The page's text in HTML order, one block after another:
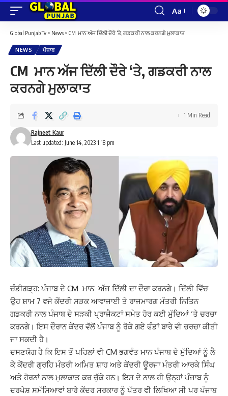
Font
Aa
Global Punjab Tv > News > CM ਮਾਨ ਅੱਜ ਦਿੱਲੀ ਦੌਰੇ ‘ਤੇ, ਗਡਕਰੀ ਨਾਲ ਕਰਨਗੇ ਮੁਲਾਕਾਤ
NEWS ਪੰਜਾਬ
CM ਮਾਨ ਅੱਜ ਦਿੱਲੀ ਦੌਰੇ ‘ਤੇ, ਗਡਕਰੀ ਨਾਲ
ਕਰਨਗੇ ਮੁਲਾਕਾਤ
Last updated: June 14, 2023 1:18 pm
Rajneet Kaur
1 Min Read
ਚੰਡੀਗੜ੍ਹ: ਪੰਜਾਬ ਦੇ CM ਮਾਨ ਅੱਜ ਦਿੱਲੀ ਦਾ ਦੌਰਾ ਕਰਨਗੇ। ਦਿੱਲੀ ਵਿੱਚ
ਉਹ ਸ਼ਾਮ 7 ਵਜੇ ਕੇਂਦਰੀ ਸੜਕ ਆਵਾਜਾਈ ਤੇ ਰਾਜਮਾਰਗ ਮੰਤਰੀ ਨਿਤਿਨ
ਗਡਕਰੀ ਨਾਲ ਪੰਜਾਬ ਦੇ ਸੜਕੀ ਪ੍ਰਾਜੈਕਟਾਂ ਸਮੇਤ ਹੋਰ ਕਈ ਮੁੱਦਿਆਂ ‘ਤੇ ਚਰਚਾ
ਕਰਨਗੇ। ਇਸ ਦੌਰਾਨ ਕੇਂਦਰ ਵੱਲੋਂ ਪੰਜਾਬ ਨੂੰ ਰੋਕੇ ਗਏ ਫੰਡਾਂ ਬਾਰੇ ਵੀ ਚਰਚਾ ਕੀਤੀ
ਜਾ ਸਕਦੀ ਹੈ।
ਦਸਣਯੋਗ ਹੈ ਕਿ ਇਸ ਤੋਂ ਪਹਿਲਾਂ ਵੀ CM ਭਗਵੰਤ ਮਾਨ ਪੰਜਾਬ ਦੇ ਮੁੱਦਿਆਂ ਨੂੰ ਲੈ
ਕੇ ਕੇਂਦਰੀ ਗ੍ਰਹਿ ਮੰਤਰੀ ਅਮਿਤ ਸ਼ਾਹ ਅਤੇ ਕੇਂਦਰੀ ਊਰਜਾ ਮੰਤਰੀ ਆਰਕੇ ਸਿੰਘ
ਅਤੇ ਹੋਰਨਾਂ ਨਾਲ ਮੁਲਾਕਾਤ ਕਰ ਚੁੱਕੇ ਹਨ। ਇਸ ਦੇ ਨਾਲ ਹੀ ਉਨ੍ਹਾਂ ਪੰਜਾਬ ਨੂੰ
ਦਰਪੇਸ਼ ਸਮੱਸਿਆਵਾਂ ਬਾਰੇ ਕੇਂਦਰ ਸਰਕਾਰ ਨੂੰ ਪੱਤਰ ਵੀ ਲਿਖਿਆ ਸੀ ਪਰ ਪੰਜਾਬ